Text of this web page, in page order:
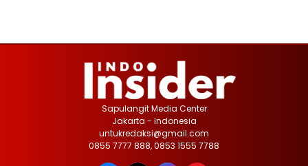
Sapulangit Media Center
Jakarta - Indonesia
untukredaksi@gmail.com
0855 7777 888, 0853 1555 7788